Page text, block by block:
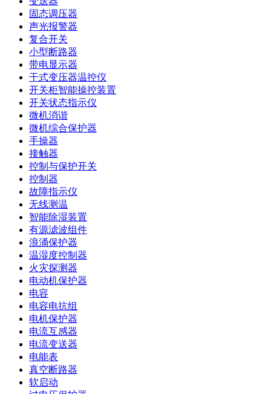
固态调压器
声光报警器
复合开关
小型断路器
带电显示器
干式变压器温控仪
开关柜智能操控装置
开关状态指示仪
微机消谐
微机综合保护器
手操器
接触器
控制与保护开关
控制器
故障指示仪
无线测温
智能除湿装置
有源滤波组件
浪涌保护器
温湿度控制器
火灾探测器
电动机保护器
电容
电容电抗组
电机保护器
电流互感器
电流变送器
电能表
真空断路器
软启动